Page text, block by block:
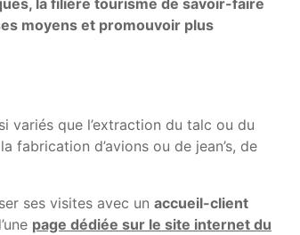
la filière tourisme de savoir-faire
moyens et promouvoir plus
variés que l’extraction du talc ou du
d’avions ou de jean’s, de
ses visites avec un accueil-client
page dédiée sur le site internet du